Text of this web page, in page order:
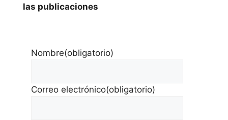
las publicaciones
Nombre(obligatorio)
Correo electrónico(obligatorio)